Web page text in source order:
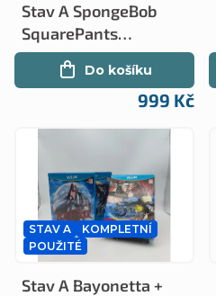
o
p
r
o
ů
Stav A SpongeBob
SquarePants
Planktons Robot
Revenge (Wii U)
999 Kč
Do košíku
STAV A
KOMPLETNÍ
POUŽITÉ
Stav A Bayonetta +